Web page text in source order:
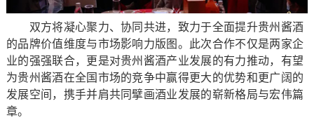
双方将凝心聚力、协同共进，致力于全面提升贵州酱酒
的品牌价值维度与市场影响力版图。此次合作不仅是两家企
业的强强联合，更是对贵州酱酒产业发展的有力推动，有望
为贵州酱酒在全国市场的竞争中赢得更大的优势和更广阔的
发展空间，携手并肩共同擘画酒业发展的崭新格局与宏伟篇
章。